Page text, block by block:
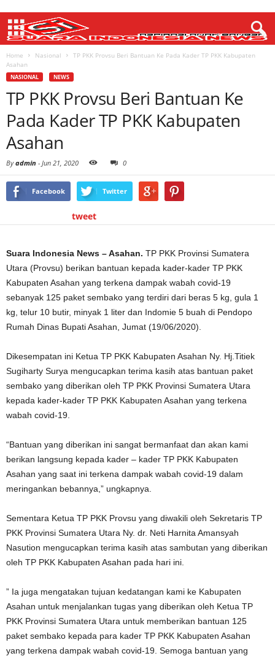
Home Nasional
TP PKK Provsu Beri Bantuan Ke Pada Kader TP PKK Kabupaten
Asahan
NASIONAL NEWS
TP PKK Provsu Beri Bantuan Ke
Pada Kader TP PKK Kabupaten
Asahan
Byadmin - Jun 21, 2020 0
Facebook Twitter
tweet
Suara Indonesia News – Asahan. TP PKK Provinsi Sumatera
Utara (Provsu) berikan bantuan kepada kader-kader TP PKK
Kabupaten Asahan yang terkena dampak wabah covid-19
sebanyak 125 paket sembako yang terdiri dari beras 5 kg, gula 1
kg, telur 10 butir, minyak 1 liter dan Indomie 5 buah di Pendopo
Rumah Dinas Bupati Asahan, Jumat (19/06/2020).
Dikesempatan ini Ketua TP PKK Kabupaten Asahan Ny. Hj.Titiek
Sugiharty Surya mengucapkan terima kasih atas bantuan paket
sembako yang diberikan oleh TP PKK Provinsi Sumatera Utara
kepada kader-kader TP PKK Kabupaten Asahan yang terkena
wabah covid-19.
“Bantuan yang diberikan ini sangat bermanfaat dan akan kami
berikan langsung kepada kader – kader TP PKK Kabupaten
Asahan yang saat ini terkena dampak wabah covid-19 dalam
meringankan bebannya,” ungkapnya.
Sementara Ketua TP PKK Provsu yang diwakili oleh Sekretaris TP
PKK Provinsi Sumatera Utara Ny. dr. Neti Harnita Amansyah
Nasution mengucapkan terima kasih atas sambutan yang diberikan
oleh TP PKK Kabupaten Asahan pada hari ini.
” Ia juga mengatakan tujuan kedatangan kami ke Kabupaten
Asahan untuk menjalankan tugas yang diberikan oleh Ketua TP
PKK Provinsi Sumatera Utara untuk memberikan bantuan 125
paket sembako kepada para kader TP PKK Kabupaten Asahan
yang terkena dampak wabah covid-19. Semoga bantuan yang